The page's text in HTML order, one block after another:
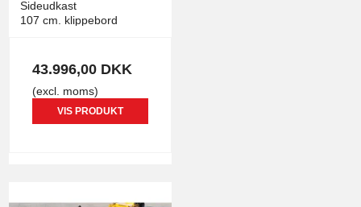
Sideudkast
107 cm. klippebord
43.996,00 DKK
(excl. moms)
VIS PRODUKT